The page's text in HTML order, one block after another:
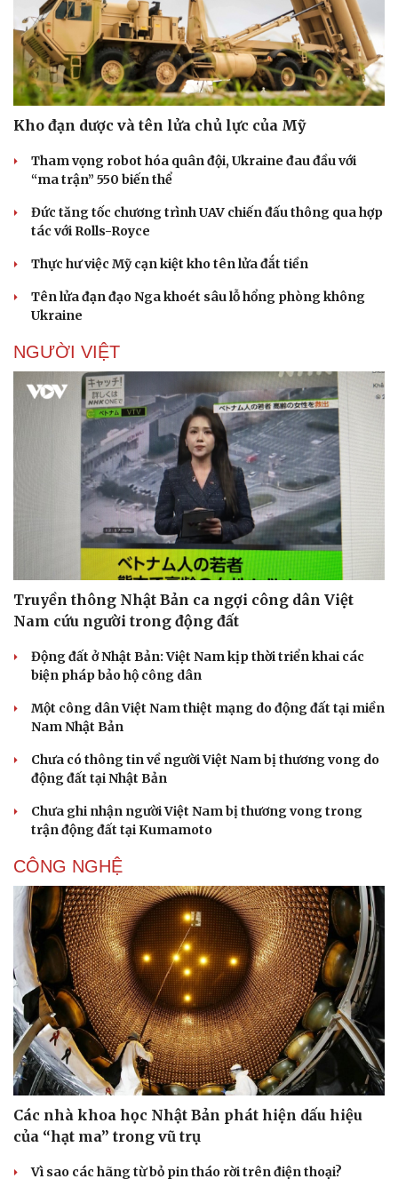
Sức khỏe
Cây thuốc
Nhi khoa
Nam khoa
Làm đẹp - giảm cân
Phòng mạch online
Ăn sạch sống khỏe
Đời sống
Kho đạn dược và tên lửa chủ lực của Mỹ
Tham vọng robot hóa quân đội, Ukraine đau đầu với
“ma trận” 550 biến thể
Đức tăng tốc chương trình UAV chiến đấu thông qua hợp
tác với Rolls-Royce
Thực hư việc Mỹ cạn kiệt kho tên lửa đắt tiền
Tên lửa đạn đạo Nga khoét sâu lỗ hổng phòng không
Ukraine
NGƯỜI VIỆT
Truyền thông Nhật Bản ca ngợi công dân Việt
Nam cứu người trong động đất
Động đất ở Nhật Bản: Việt Nam kịp thời triển khai các
biện pháp bảo hộ công dân
Một công dân Việt Nam thiệt mạng do động đất tại miền
Nam Nhật Bản
Chưa có thông tin về người Việt Nam bị thương vong do
động đất tại Nhật Bản
Chưa ghi nhận người Việt Nam bị thương vong trong
trận động đất tại Kumamoto
CÔNG NGHỆ
Các nhà khoa học Nhật Bản phát hiện dấu hiệu
của “hạt ma” trong vũ trụ
Vì sao các hãng từ bỏ pin tháo rời trên điện thoại?